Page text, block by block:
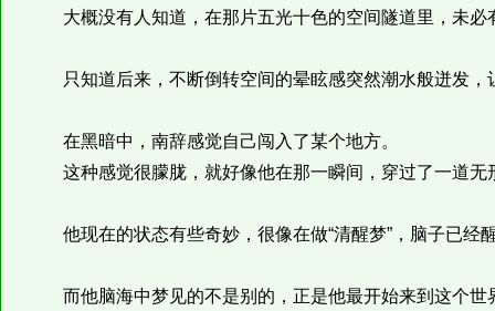
大概没有人知道，在那片五光十色的空间隧道里，未必
只知道后来，不断倒转空间的晕眩感突然潮水般迸发，
在黑暗中，南辞感觉自己闯入了某个地方。
这种感觉很朦胧，就好像他在那一瞬间，穿过了一道无
他现在的状态有些奇妙，很像在做“清醒梦”，脑子已经
而他脑海中梦见的不是别的，正是他最开始来到这个